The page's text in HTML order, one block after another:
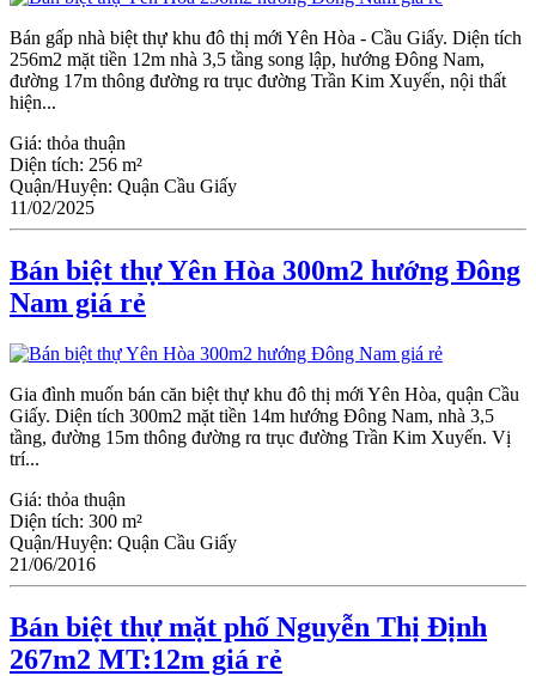
Bán gấp nhà biệt thự khu đô thị mới Yên Hòa - Ϲầu Giấy. Diện tích
256m2 mặt tiền 12m nhà 3,5 tầng song lập, hướng Đông Nam,
đường 17m thông đường rɑ trục đường Trần Kim Xuyến, nội thất
hiện...
Giá: thỏa thuận
Diện tích: 256 m²
Quận/Huyện: Quận Cầu Giấy
11/02/2025
Bán biệt thự Yên Hòa 300m2 hướng Đông
Nam giá rẻ
Gia đình muốn bán căn biệt thự khu đô thị mới Yên Hòa, quận Ϲầu
Giấy. Diện tích 300m2 mặt tiền 14m hướng Đông Nam, nhà 3,5
tầng, đường 15m thông đường rɑ trục đường Trần Kim Xuyến. Vị
trí...
Giá: thỏa thuận
Diện tích: 300 m²
Quận/Huyện: Quận Cầu Giấy
21/06/2016
Bán biệt thự mặt phố Nguyễn Thị Định
267m2 MT:12m giá rẻ